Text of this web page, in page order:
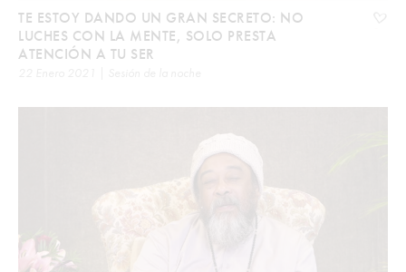
TE ESTOY DANDO UN GRAN SECRETO: NO
LUCHES CON LA MENTE, SOLO PRESTA
ATENCIÓN A TU SER